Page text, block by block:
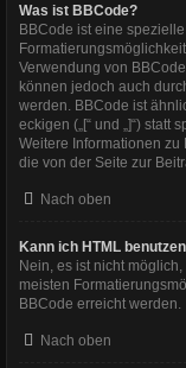
Was ist BBCode?
BBCode ist eine
Verwendung von
können jedoch auch
werden. BBCode ist
eckigen („[“ und „]“) statt
Weitere Informationen zu
die von der Seite zur
Nach oben
Kann ich HTML
Nein, es ist nicht
meisten
BBCode erreicht werden.
Nach oben